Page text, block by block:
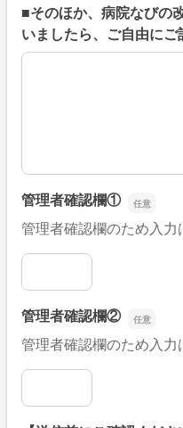
■そのほか、病院なびの
いましたら、ご自由に
■そのほか、病院なびの
管理者確認欄①
管理者確認欄のため入力
管理者確認欄①
管理者確認欄②
管理者確認欄のため入力
管理者確認欄②